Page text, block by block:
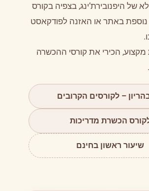
של היפנובירת’ינג, בצפיה בקורס
נוספת באתר או האזנה לפודקאסט
הכירי את קורסי ההכשרה
– לקורסים הקרובים
הכשרת מדריכות
שיעור ראשון בחינם